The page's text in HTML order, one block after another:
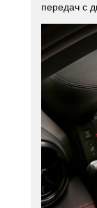
передач с